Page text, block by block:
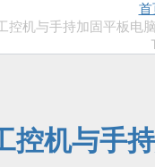
首
控机与手持加固平板电
控机与手